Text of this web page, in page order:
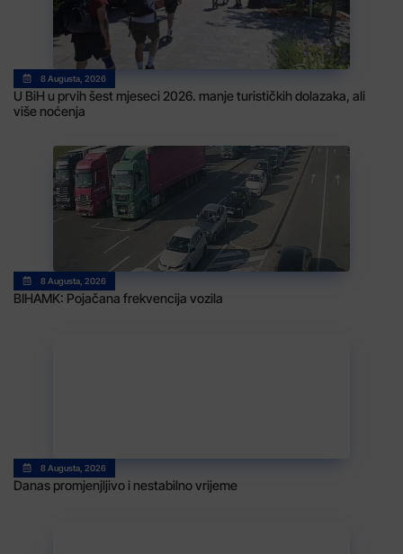
8 Augusta, 2026
U BiH u prvih šest mjeseci 2026. manje turističkih dolazaka, ali
više noćenja
8 Augusta, 2026
BIHAMK: Pojačana frekvencija vozila
8 Augusta, 2026
Danas promjenjljivo i nestabilno vrijeme